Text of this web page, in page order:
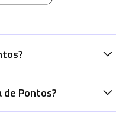
é uma solução
de Pontos?